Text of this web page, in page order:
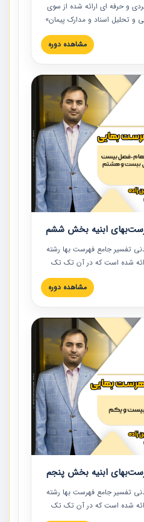
و حرفه‏ ای ارائه شده از سوی
و تحلیل اسناد و مدارک پیمان»
ارائه شد. در این آموزش
پیمان، اولویت بندی اسناد
در این خصوص ارائه شده است.
مشاهده دوره
ابنیه بخش ششم
تفسیر جامع فهرست بها رشته
ارائه شده است که در آن تک تک
تفسیر و ارائه شده است. این
و به همراه تصاویر عملیات
مدیر پروژه مهندسی
رشته ابنیه ارائه شده و به تمام
در حال فعالیت هستند حتما
استفاده نمایند.
مشاهده دوره
ابنیه بخش پنجم
تفسیر جامع فهرست بها رشته
ارائه شده است که در آن تک تک
تفسیر و ارائه شده است. این